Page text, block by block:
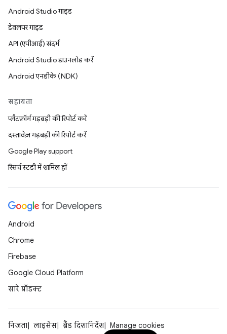
Android Studio गाइड
डेवलपर गाइड
API (एपीआई) संदर्भ
Android Studio डाउनलोड करें
Android एनडीके (NDK)
सहायता
प्लैटफ़ॉर्म गड़बड़ी की रिपोर्ट करें
दस्तावेज़ गड़बड़ी की रिपोर्ट करें
Google Play support
रिसर्च स्टडी में शामिल हों
Android
Chrome
Firebase
Google Cloud Platform
सारे प्रॉडक्ट
निजता लाइसेंस ब्रैंड दिशानिर्देश Manage cookies